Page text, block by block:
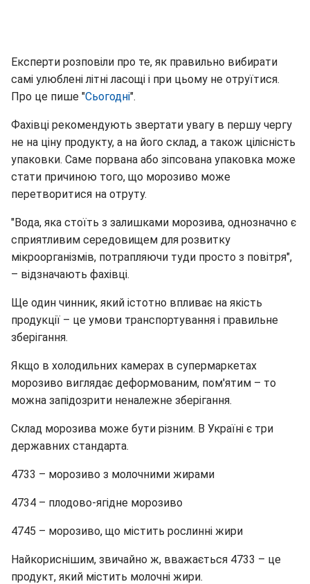
Експерти розповіли про те, як правильно вибирати
самі улюблені літні ласощі і при цьому не отруїтися.
Про це пише "Сьогодні".
Фахівці рекомендують звертати увагу в першу чергу
не на ціну продукту, а на його склад, а також цілісність
упаковки. Саме порвана або зіпсована упаковка може
стати причиною того, що морозиво може
перетворитися на отруту.
"Вода, яка стоїть з залишками морозива, однозначно є
сприятливим середовищем для розвитку
мікроорганізмів, потрапляючи туди просто з повітря",
– відзначають фахівці.
Ще один чинник, який істотно впливає на якість
продукції – це умови транспортування і правильне
зберігання.
Якщо в холодильних камерах в супермаркетах
морозиво виглядає деформованим, пом'ятим – то
можна запідозрити неналежне зберігання.
Склад морозива може бути різним. В Україні є три
державних стандарта.
4733 – морозиво з молочними жирами
4734 – плодово-ягідне морозиво
4745 – морозиво, що містить рослинні жири
Найкориснішим, звичайно ж, вважається 4733 – це
продукт, який містить молочні жири.